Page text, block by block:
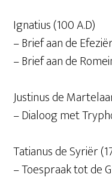
Ignatius (100 A.D)
– Brief aan de
– Brief aan de
Justinus de
– Dialoog met
Tatianus de Syriër
– Toespraak tot de